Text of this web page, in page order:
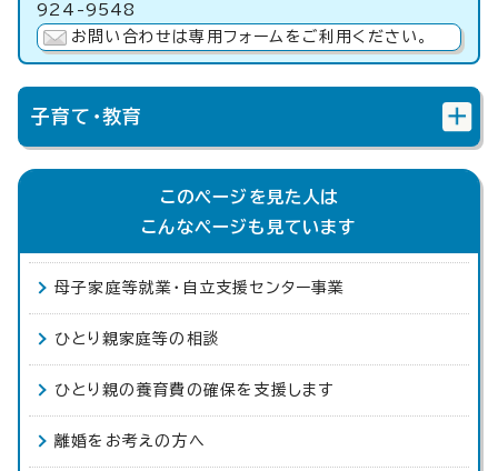
924-9548
お問い合わせは専用フォームをご利用ください。
子育て・教育
このページを見た人は
こんなページも見ています
母子家庭等就業・自立支援センター事業
ひとり親家庭等の相談
ひとり親の養育費の確保を支援します
離婚をお考えの方へ